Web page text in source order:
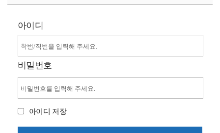
아이디
비밀번호
아이디 저장